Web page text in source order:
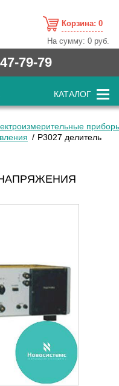
Корзина: 0
На сумму:0 руб.
79-79
КАТАЛОГ
Р3027 делитель